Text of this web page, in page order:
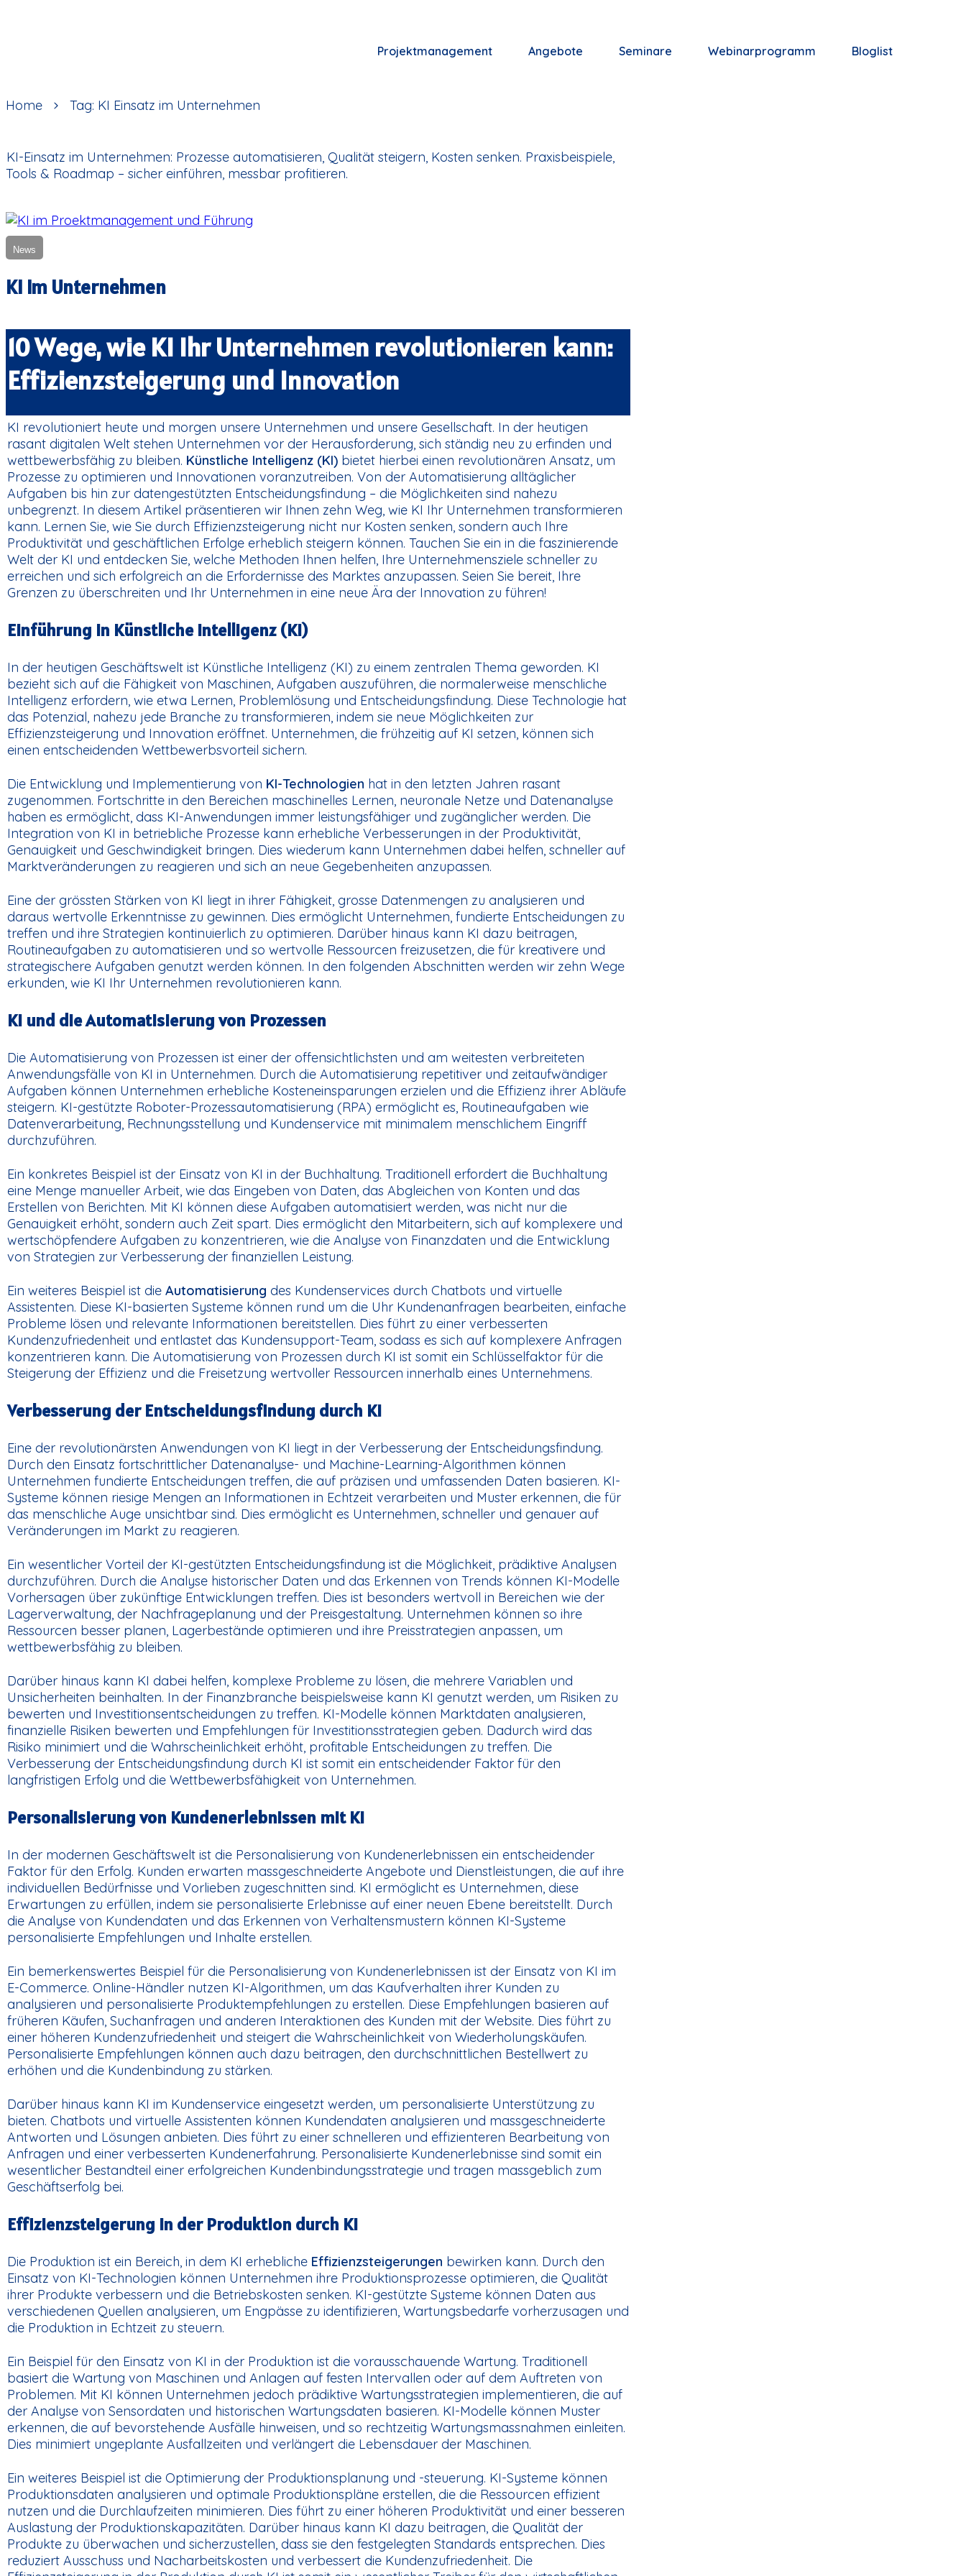
Projektmanagement Angebote Seminare Webinarprogramm Bloglist
Home Tag: KI Einsatz im Unternehmen
KI-Einsatz im Unternehmen: Prozesse automatisieren, Qualität steigern, Kosten senken. Praxisbeispiele,
Tools & Roadmap – sicher einführen, messbar profitieren.
News
KI im Unternehmen
10 Wege, wie KI Ihr Unternehmen revolutionieren kann:
Effizienzsteigerung und Innovation
KI revolutioniert heute und morgen unsere Unternehmen und unsere Gesellschaft. In der heutigen
rasant digitalen Welt stehen Unternehmen vor der Herausforderung, sich ständig neu zu erfinden und
wettbewerbsfähig zu bleiben. Künstliche Intelligenz (KI) bietet hierbei einen revolutionären Ansatz, um
Prozesse zu optimieren und Innovationen voranzutreiben. Von der Automatisierung alltäglicher
Aufgaben bis hin zur datengestützten Entscheidungsfindung – die Möglichkeiten sind nahezu
unbegrenzt. In diesem Artikel präsentieren wir Ihnen zehn Weg, wie KI Ihr Unternehmen transformieren
kann. Lernen Sie, wie Sie durch Effizienzsteigerung nicht nur Kosten senken, sondern auch Ihre
Produktivität und geschäftlichen Erfolge erheblich steigern können. Tauchen Sie ein in die faszinierende
Welt der KI und entdecken Sie, welche Methoden Ihnen helfen, Ihre Unternehmensziele schneller zu
erreichen und sich erfolgreich an die Erfordernisse des Marktes anzupassen. Seien Sie bereit, Ihre
Grenzen zu überschreiten und Ihr Unternehmen in eine neue Ära der Innovation zu führen!
Einführung in Künstliche Intelligenz (KI)
In der heutigen Geschäftswelt ist Künstliche Intelligenz (KI) zu einem zentralen Thema geworden. KI
bezieht sich auf die Fähigkeit von Maschinen, Aufgaben auszuführen, die normalerweise menschliche
Intelligenz erfordern, wie etwa Lernen, Problemlösung und Entscheidungsfindung. Diese Technologie hat
das Potenzial, nahezu jede Branche zu transformieren, indem sie neue Möglichkeiten zur
Effizienzsteigerung und Innovation eröffnet. Unternehmen, die frühzeitig auf KI setzen, können sich
einen entscheidenden Wettbewerbsvorteil sichern.
Die Entwicklung und Implementierung von KI-Technologien hat in den letzten Jahren rasant
zugenommen. Fortschritte in den Bereichen maschinelles Lernen, neuronale Netze und Datenanalyse
haben es ermöglicht, dass KI-Anwendungen immer leistungsfähiger und zugänglicher werden. Die
Integration von KI in betriebliche Prozesse kann erhebliche Verbesserungen in der Produktivität,
Genauigkeit und Geschwindigkeit bringen. Dies wiederum kann Unternehmen dabei helfen, schneller auf
Marktveränderungen zu reagieren und sich an neue Gegebenheiten anzupassen.
Eine der grössten Stärken von KI liegt in ihrer Fähigkeit, grosse Datenmengen zu analysieren und
daraus wertvolle Erkenntnisse zu gewinnen. Dies ermöglicht Unternehmen, fundierte Entscheidungen zu
treffen und ihre Strategien kontinuierlich zu optimieren. Darüber hinaus kann KI dazu beitragen,
Routineaufgaben zu automatisieren und so wertvolle Ressourcen freizusetzen, die für kreativere und
strategischere Aufgaben genutzt werden können. In den folgenden Abschnitten werden wir zehn Wege
erkunden, wie KI Ihr Unternehmen revolutionieren kann.
KI und die Automatisierung von Prozessen
Die Automatisierung von Prozessen ist einer der offensichtlichsten und am weitesten verbreiteten
Anwendungsfälle von KI in Unternehmen. Durch die Automatisierung repetitiver und zeitaufwändiger
Aufgaben können Unternehmen erhebliche Kosteneinsparungen erzielen und die Effizienz ihrer Abläufe
steigern. KI-gestützte Roboter-Prozessautomatisierung (RPA) ermöglicht es, Routineaufgaben wie
Datenverarbeitung, Rechnungsstellung und Kundenservice mit minimalem menschlichem Eingriff
durchzuführen.
Ein konkretes Beispiel ist der Einsatz von KI in der Buchhaltung. Traditionell erfordert die Buchhaltung
eine Menge manueller Arbeit, wie das Eingeben von Daten, das Abgleichen von Konten und das
Erstellen von Berichten. Mit KI können diese Aufgaben automatisiert werden, was nicht nur die
Genauigkeit erhöht, sondern auch Zeit spart. Dies ermöglicht den Mitarbeitern, sich auf komplexere und
wertschöpfendere Aufgaben zu konzentrieren, wie die Analyse von Finanzdaten und die Entwicklung
von Strategien zur Verbesserung der finanziellen Leistung.
Ein weiteres Beispiel ist die Automatisierung des Kundenservices durch Chatbots und virtuelle
Assistenten. Diese KI-basierten Systeme können rund um die Uhr Kundenanfragen bearbeiten, einfache
Probleme lösen und relevante Informationen bereitstellen. Dies führt zu einer verbesserten
Kundenzufriedenheit und entlastet das Kundensupport-Team, sodass es sich auf komplexere Anfragen
konzentrieren kann. Die Automatisierung von Prozessen durch KI ist somit ein Schlüsselfaktor für die
Steigerung der Effizienz und die Freisetzung wertvoller Ressourcen innerhalb eines Unternehmens.
Verbesserung der Entscheidungsfindung durch KI
Eine der revolutionärsten Anwendungen von KI liegt in der Verbesserung der Entscheidungsfindung.
Durch den Einsatz fortschrittlicher Datenanalyse- und Machine-Learning-Algorithmen können
Unternehmen fundierte Entscheidungen treffen, die auf präzisen und umfassenden Daten basieren. KI-
Systeme können riesige Mengen an Informationen in Echtzeit verarbeiten und Muster erkennen, die für
das menschliche Auge unsichtbar sind. Dies ermöglicht es Unternehmen, schneller und genauer auf
Veränderungen im Markt zu reagieren.
Ein wesentlicher Vorteil der KI-gestützten Entscheidungsfindung ist die Möglichkeit, prädiktive Analysen
durchzuführen. Durch die Analyse historischer Daten und das Erkennen von Trends können KI-Modelle
Vorhersagen über zukünftige Entwicklungen treffen. Dies ist besonders wertvoll in Bereichen wie der
Lagerverwaltung, der Nachfrageplanung und der Preisgestaltung. Unternehmen können so ihre
Ressourcen besser planen, Lagerbestände optimieren und ihre Preisstrategien anpassen, um
wettbewerbsfähig zu bleiben.
Darüber hinaus kann KI dabei helfen, komplexe Probleme zu lösen, die mehrere Variablen und
Unsicherheiten beinhalten. In der Finanzbranche beispielsweise kann KI genutzt werden, um Risiken zu
bewerten und Investitionsentscheidungen zu treffen. KI-Modelle können Marktdaten analysieren,
finanzielle Risiken bewerten und Empfehlungen für Investitionsstrategien geben. Dadurch wird das
Risiko minimiert und die Wahrscheinlichkeit erhöht, profitable Entscheidungen zu treffen. Die
Verbesserung der Entscheidungsfindung durch KI ist somit ein entscheidender Faktor für den
langfristigen Erfolg und die Wettbewerbsfähigkeit von Unternehmen.
Personalisierung von Kundenerlebnissen mit KI
In der modernen Geschäftswelt ist die Personalisierung von Kundenerlebnissen ein entscheidender
Faktor für den Erfolg. Kunden erwarten massgeschneiderte Angebote und Dienstleistungen, die auf ihre
individuellen Bedürfnisse und Vorlieben zugeschnitten sind. KI ermöglicht es Unternehmen, diese
Erwartungen zu erfüllen, indem sie personalisierte Erlebnisse auf einer neuen Ebene bereitstellt. Durch
die Analyse von Kundendaten und das Erkennen von Verhaltensmustern können KI-Systeme
personalisierte Empfehlungen und Inhalte erstellen.
Ein bemerkenswertes Beispiel für die Personalisierung von Kundenerlebnissen ist der Einsatz von KI im
E-Commerce. Online-Händler nutzen KI-Algorithmen, um das Kaufverhalten ihrer Kunden zu
analysieren und personalisierte Produktempfehlungen zu erstellen. Diese Empfehlungen basieren auf
früheren Käufen, Suchanfragen und anderen Interaktionen des Kunden mit der Website. Dies führt zu
einer höheren Kundenzufriedenheit und steigert die Wahrscheinlichkeit von Wiederholungskäufen.
Personalisierte Empfehlungen können auch dazu beitragen, den durchschnittlichen Bestellwert zu
erhöhen und die Kundenbindung zu stärken.
Darüber hinaus kann KI im Kundenservice eingesetzt werden, um personalisierte Unterstützung zu
bieten. Chatbots und virtuelle Assistenten können Kundendaten analysieren und massgeschneiderte
Antworten und Lösungen anbieten. Dies führt zu einer schnelleren und effizienteren Bearbeitung von
Anfragen und einer verbesserten Kundenerfahrung. Personalisierte Kundenerlebnisse sind somit ein
wesentlicher Bestandteil einer erfolgreichen Kundenbindungsstrategie und tragen massgeblich zum
Geschäftserfolg bei.
Effizienzsteigerung in der Produktion durch KI
Die Produktion ist ein Bereich, in dem KI erhebliche Effizienzsteigerungen bewirken kann. Durch den
Einsatz von KI-Technologien können Unternehmen ihre Produktionsprozesse optimieren, die Qualität
ihrer Produkte verbessern und die Betriebskosten senken. KI-gestützte Systeme können Daten aus
verschiedenen Quellen analysieren, um Engpässe zu identifizieren, Wartungsbedarfe vorherzusagen und
die Produktion in Echtzeit zu steuern.
Ein Beispiel für den Einsatz von KI in der Produktion ist die vorausschauende Wartung. Traditionell
basiert die Wartung von Maschinen und Anlagen auf festen Intervallen oder auf dem Auftreten von
Problemen. Mit KI können Unternehmen jedoch prädiktive Wartungsstrategien implementieren, die auf
der Analyse von Sensordaten und historischen Wartungsdaten basieren. KI-Modelle können Muster
erkennen, die auf bevorstehende Ausfälle hinweisen, und so rechtzeitig Wartungsmassnahmen einleiten.
Dies minimiert ungeplante Ausfallzeiten und verlängert die Lebensdauer der Maschinen.
Ein weiteres Beispiel ist die Optimierung der Produktionsplanung und -steuerung. KI-Systeme können
Produktionsdaten analysieren und optimale Produktionspläne erstellen, die die Ressourcen effizient
nutzen und die Durchlaufzeiten minimieren. Dies führt zu einer höheren Produktivität und einer besseren
Auslastung der Produktionskapazitäten. Darüber hinaus kann KI dazu beitragen, die Qualität der
Produkte zu überwachen und sicherzustellen, dass sie den festgelegten Standards entsprechen. Dies
reduziert Ausschuss und Nacharbeitskosten und verbessert die Kundenzufriedenheit. Die